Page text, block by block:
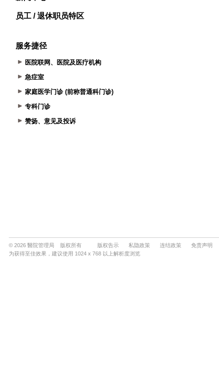
员工 / 退休职员特区
服务捷径
医院联网、医院及医疗机构
急症室
家庭医学门诊 (前称普通科门诊)
专科门诊
赞扬、意见及投诉
© 2026 醫院管理局 版权所有 版权告示 私隐政策 连结政策
免责声明
为获得至佳效果，建议使用 1024 x 768 以上解析度浏览